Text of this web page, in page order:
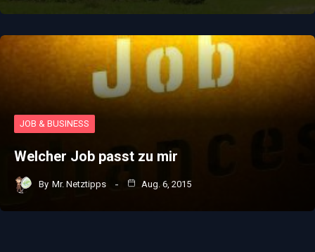
JOB & BUSINESS
Welcher Job passt zu mir
By Mr. Netztipps Aug. 6, 2015